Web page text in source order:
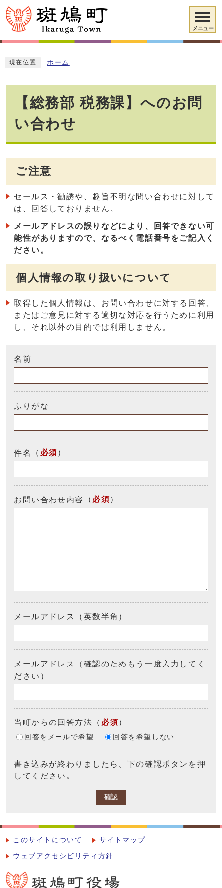
メニュー
現在位置 ホーム
【総務部 税務課】へのお問
い合わせ
ご注意
セールス・勧誘や、趣旨不明な問い合わせに対して
は、回答しておりません。
メールアドレスの誤りなどにより、回答できない可
能性がありますので、なるべく電話番号をご記入く
ださい。
個人情報の取り扱いについて
取得した個人情報は、お問い合わせに対する回答、
またはご意見に対する適切な対応を行うために利用
し、それ以外の目的では利用しません。
名前
ふりがな
件名 （ 必須 ）
お問い合わせ内容 （ 必須 ）
メールアドレス（英数半角）
メールアドレス（確認のためもう一度入力してく
ださい）
当町からの回答方法 （ 必須）
回答をメールで希望 回答を希望しない
書き込みが終わりましたら、下の確認ボタンを押
してください。
確認
このサイトについて サイトマップ
ウェブアクセシビリティ方針